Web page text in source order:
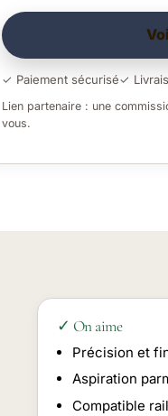
✓ Paiement sécurisé✓
Lien partenaire : une
vous.
✓ On aime
Précision et
Aspiration
Compatible